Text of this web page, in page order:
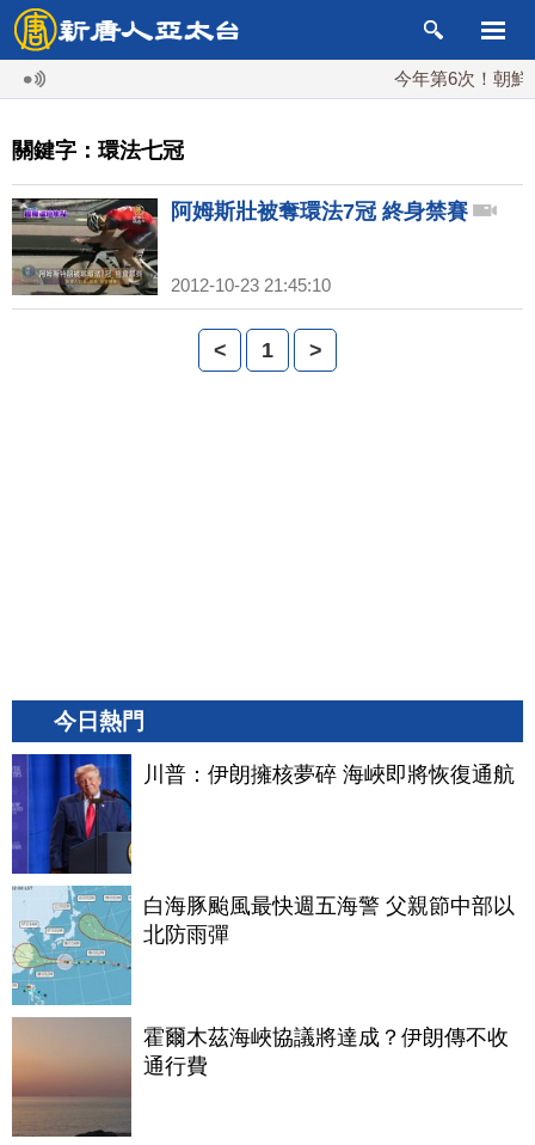
今年第6次！朝鮮
關鍵字：環法七冠
阿姆斯壯被奪環法7冠 終身禁賽
2012-10-23 21:45:10
< 1 >
今日熱門
川普：伊朗擁核夢碎 海峽即將恢復通航
白海豚颱風最快週五海警 父親節中部以
北防雨彈
霍爾木茲海峽協議將達成？伊朗傳不收
通行費